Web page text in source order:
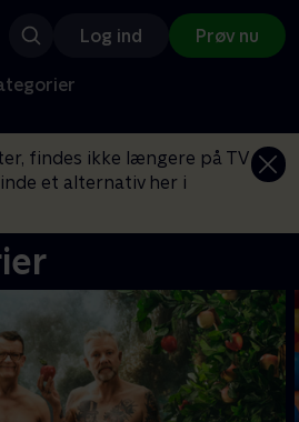
Log ind Prøv nu
findes ikke længere på TV
et alternativ her i